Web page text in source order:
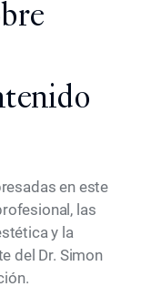
en este
las
y la
del Dr. Simon